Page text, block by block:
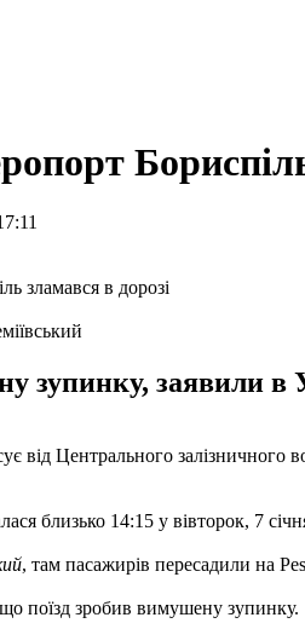
зупинку, заявили в
від Центрального залізничного
близько 14:15 у вівторок, 7
, там пасажирів пересадили на
поїзд зробив вимушену зупинку.